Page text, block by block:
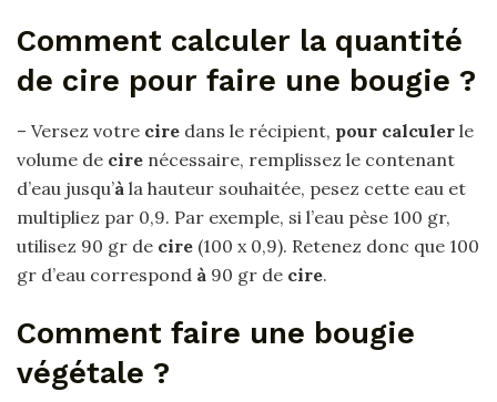
Comment calculer la quantité
de cire pour faire une bougie ?
– Versez votre cire dans le récipient, pour calculer le
volume de cire nécessaire, remplissez le contenant
d’eau jusqu’à la hauteur souhaitée, pesez cette eau et
multipliez par 0,9. Par exemple, si l’eau pèse 100 gr,
utilisez 90 gr de cire (100 x 0,9). Retenez donc que 100
gr d’eau correspond à 90 gr de cire.
Comment faire une bougie
végétale ?